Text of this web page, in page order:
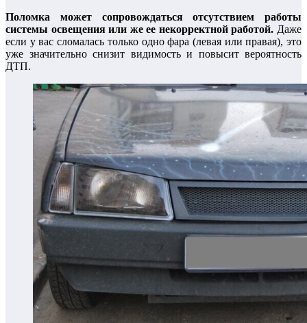
Поломка может сопровождаться отсутствием работы
системы освещения или же ее некорректной работой. Даже
если у вас сломалась только одно фара (левая или правая), это
уже значительно снизит видимость и повысит вероятность
ДТП.